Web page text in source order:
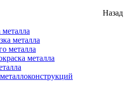
Назад
металла
металла
металла
металла